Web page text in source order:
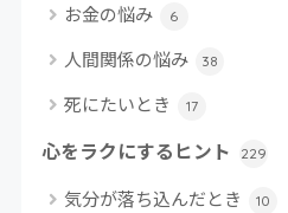
お金の悩み 6
人間関係の悩み 38
死にたいとき 17
心をラクにするヒント 229
気分が落ち込んだとき 10